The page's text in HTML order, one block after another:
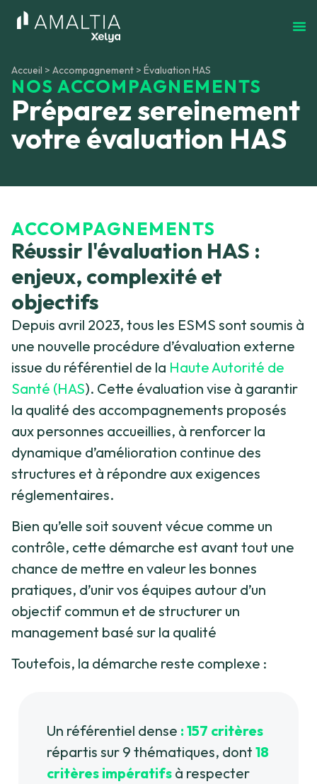
Accueil > Accompagnement > Évaluation HAS
NOS ACCOMPAGNEMENTS
Préparez sereinement
votre évaluation HAS
ACCOMPAGNEMENTS
Réussir l'évaluation HAS :
enjeux, complexité et
objectifs
Depuis avril 2023, tous les ESMS sont soumis à
une nouvelle procédure d’évaluation externe
issue du référentiel de la Haute Autorité de
Santé (HAS). Cette évaluation vise à garantir
la qualité des accompagnements proposés
aux personnes accueillies, à renforcer la
dynamique d’amélioration continue des
structures et à répondre aux exigences
réglementaires.
Bien qu’elle soit souvent vécue comme un
contrôle, cette démarche est avant tout une
chance de mettre en valeur les bonnes
pratiques, d’unir vos équipes autour d’un
objectif commun et de structurer un
management basé sur la qualité
Toutefois, la démarche reste complexe :
Un référentiel dense : 157 critères
répartis sur 9 thématiques, dont 18
critères impératifs à respecter